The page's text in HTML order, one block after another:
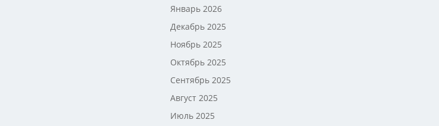
Январь 2026
Декабрь 2025
Ноябрь 2025
Октябрь 2025
Сентябрь 2025
Август 2025
Июль 2025